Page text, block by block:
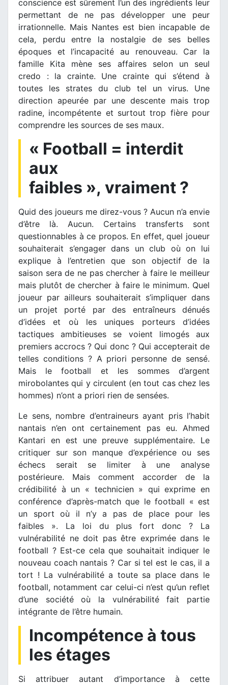
conscience est sûrement l’un des ingrédients leur
permettant de ne pas développer une peur
irrationnelle. Mais Nantes est bien incapable de
cela, perdu entre la nostalgie de ses belles
époques et l’incapacité au renouveau. Car la
famille Kita mène ses affaires selon un seul
credo : la crainte. Une crainte qui s’étend à
toutes les strates du club tel un virus. Une
direction apeurée par une descente mais trop
radine, incompétente et surtout trop fière pour
comprendre les sources de ses maux.
« Football = interdit
aux
faibles », vraiment ?
Quid des joueurs me direz-vous ? Aucun n’a envie
d’être là. Aucun. Certains transferts sont
questionnables à ce propos. En effet, quel joueur
souhaiterait s’engager dans un club où on lui
explique à l’entretien que son objectif de la
saison sera de ne pas chercher à faire le meilleur
mais plutôt de chercher à faire le minimum. Quel
joueur par ailleurs souhaiterait s’impliquer dans
un projet porté par des entraîneurs dénués
d’idées et où les uniques porteurs d’idées
tactiques ambitieuses se voient limogés aux
premiers accrocs ? Qui donc ? Qui accepterait de
telles conditions ? A priori personne de sensé.
Mais le football et les sommes d’argent
mirobolantes qui y circulent (en tout cas chez les
hommes) n’ont a priori rien de sensées.
Le sens, nombre d’entraineurs ayant pris l’habit
nantais n’en ont certainement pas eu. Ahmed
Kantari en est une preuve supplémentaire. Le
critiquer sur son manque d’expérience ou ses
échecs serait se limiter à une analyse
postérieure. Mais comment accorder de la
crédibilité à un « technicien » qui exprime en
conférence d’après-match que le football « est
un sport où il n’y a pas de place pour les
faibles ». La loi du plus fort donc ? La
vulnérabilité ne doit pas être exprimée dans le
football ? Est-ce cela que souhaitait indiquer le
nouveau coach nantais ? Car si tel est le cas, il a
tort ! La vulnérabilité a toute sa place dans le
football, notamment car celui-ci n’est qu’un reflet
d’une société où la vulnérabilité fait partie
intégrante de l’être humain.
Incompétence à tous
les étages
Si attribuer autant d’importance à cette